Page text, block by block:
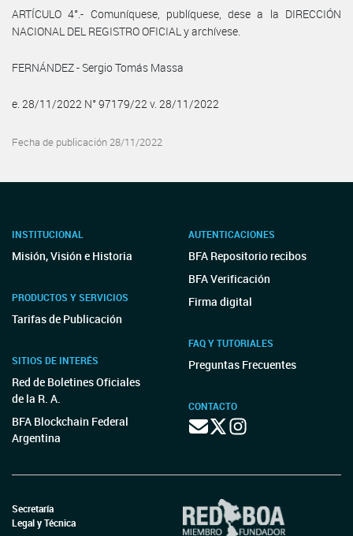
ARTÍCULO 4°.- Comuníquese, publíquese, dese a la DIRECCIÓN
NACIONAL DEL REGISTRO OFICIAL y archívese.
FERNÁNDEZ - Sergio Tomás Massa
e. 28/11/2022 N° 97179/22 v. 28/11/2022
Fecha de publicación 28/11/2022
INSTITUCIONAL
Misión, Visión e Historia
PRODUCTOS Y SERVICIOS
Tarifas de Publicación
SITIOS DE INTERÉS
Red de Boletines Oficiales
de la R. A.
BFA Blockchain Federal
Argentina
AUTENTICACIONES
BFA Repositorio recibos
BFA Verificación
Firma digital
FAQ Y TUTORIALES
Preguntas Frecuentes
CONTACTO
Secretaría
Legal y Técnica